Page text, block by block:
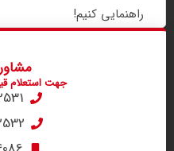
راهنمایی کنیم!
جهت استعلام